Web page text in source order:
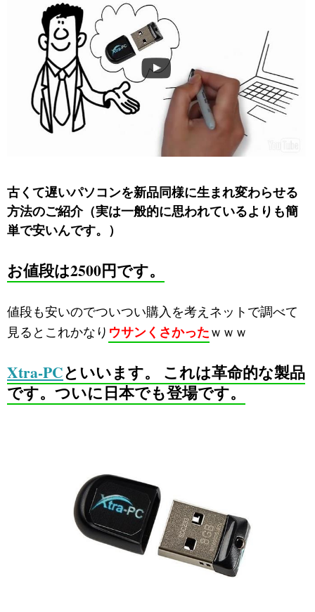
古くて遅いパソコンを新品同様に生まれ変わらせる
方法のご紹介（実は一般的に思われているよりも簡
単で安いんです。）
お値段は2500円です。
値段も安いのでついつい購入を考えネットで調べて
見るとこれかなり ウサンくさかったｗｗｗ
Xtra-PCといいます。 これは革命的な製品
です。ついに日本でも登場です。